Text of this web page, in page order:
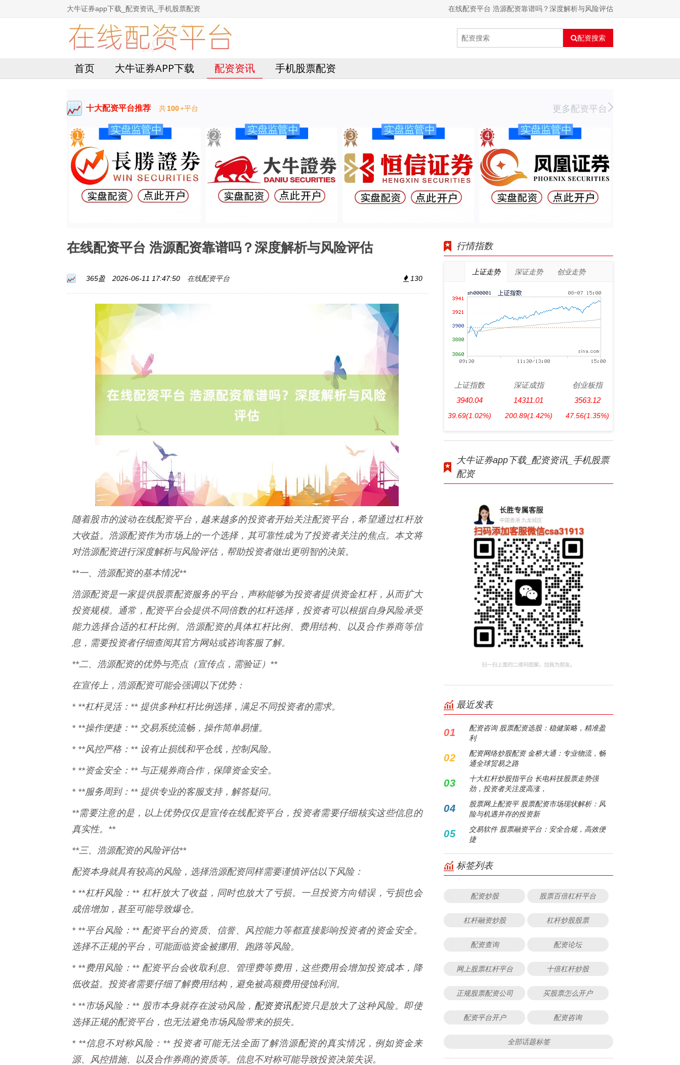
大牛证券app下载_配资资讯_手机股票配资 在线配资平台 浩源配资靠谱吗？深度解析与风险评估
配资搜索
首页 大牛证券APP下载 配资资讯 手机股票配资
十大配资平台推荐 共100+平台 更多配资平台
在线配资平台 浩源配资靠谱吗？深度解析与风险评估
365盈 2026-06-11 17:47:50 在线配资平台 130
随着股市的波动在线配资平台，越来越多的投资者开始关注配资平台，希望通过杠杆放
大收益。浩源配资作为市场上的一个选择，其可靠性成为了投资者关注的焦点。本文将
对浩源配资进行深度解析与风险评估，帮助投资者做出更明智的决策。
**一、浩源配资的基本情况**
浩源配资是一家提供股票配资服务的平台，声称能够为投资者提供资金杠杆，从而扩大
投资规模。通常，配资平台会提供不同倍数的杠杆选择，投资者可以根据自身风险承受
能力选择合适的杠杆比例。浩源配资的具体杠杆比例、费用结构、以及合作券商等信
息，需要投资者仔细查阅其官方网站或咨询客服了解。
**二、浩源配资的优势与亮点（宣传点，需验证）**
在宣传上，浩源配资可能会强调以下优势：
* **杠杆灵活：** 提供多种杠杆比例选择，满足不同投资者的需求。
* **操作便捷：** 交易系统流畅，操作简单易懂。
* **风控严格：** 设有止损线和平仓线，控制风险。
* **资金安全：** 与正规券商合作，保障资金安全。
* **服务周到：** 提供专业的客服支持，解答疑问。
**需要注意的是，以上优势仅仅是宣传在线配资平台，投资者需要仔细核实这些信息的
真实性。**
**三、浩源配资的风险评估**
配资本身就具有较高的风险，选择浩源配资同样需要谨慎评估以下风险：
* **杠杆风险：** 杠杆放大了收益，同时也放大了亏损。一旦投资方向错误，亏损也会
成倍增加，甚至可能导致爆仓。
* **平台风险：** 配资平台的资质、信誉、风控能力等都直接影响投资者的资金安全。
选择不正规的平台，可能面临资金被挪用、跑路等风险。
* **费用风险：** 配资平台会收取利息、管理费等费用，这些费用会增加投资成本，降
低收益。投资者需要仔细了解费用结构，避免被高额费用侵蚀利润。
* **市场风险：** 股市本身就存在波动风险， 配资资讯配资只是放大了这种风险。即使
选择正规的配资平台，也无法避免市场风险带来的损失。
* **信息不对称风险：** 投资者可能无法全面了解浩源配资的真实情况，例如资金来
源、风控措施、以及合作券商的资质等。信息不对称可能导致投资决策失误。
行情指数
上证走势 深证走势 创业走势
上证指数
3940.04
39.69(1.02%)
深证成指
14311.01
200.89(1.42%)
创业板指
3563.12
47.56(1.35%)
大牛证券app下载_配资资讯_手机股票
配资
最近发表
01
配资咨询 股票配资选股：稳健策略，精准盈
利
02
配资网络炒股配资 金桥大通：专业物流，畅
通全球贸易之路
03
十大杠杆炒股指平台 长电科技股票走势强
劲，投资者关注度高涨，
04
股票网上配资平 股票配资市场现状解析：风
险与机遇并存的投资新
05
交易软件 股票融资平台：安全合规，高效便
捷
标签列表
配资炒股 股票百倍杠杆平台
杠杆融资炒股 杠杆炒股股票
配资查询 配资论坛
网上股票杠杆平台 十倍杠杆炒股
正规股票配资公司 买股票怎么开户
配资平台开户 配资咨询
全部话题标签